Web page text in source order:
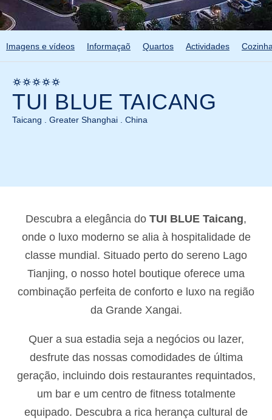
Imagens e vídeos Informaçaõ Quartos Actividades
TUI BLUE TAICANG
Taicang . Greater Shanghai . China
Descubra a elegância do TUI BLUE Taicang,
onde o luxo moderno se alia à hospitalidade de
classe mundial. Situado perto do sereno Lago
Tianjing, o nosso hotel boutique oferece uma
combinação perfeita de conforto e luxo na região
da Grande Xangai.
Quer a sua estadia seja a negócios ou lazer,
desfrute das nossas comodidades de última
geração, incluindo dois restaurantes requintados,
um bar e um centro de fitness totalmente
equipado. Descubra a rica herança cultural de